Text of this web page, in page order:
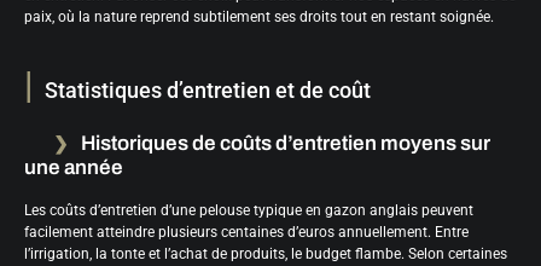
paix, où la nature reprend subtilement ses droits tout en restant soignée.
Statistiques d’entretien et de coût
Historiques de coûts d’entretien moyens sur
une année
Les coûts d’entretien d’une pelouse typique en gazon anglais peuvent
facilement atteindre plusieurs centaines d’euros annuellement. Entre
l’irrigation, la tonte et l’achat de produits, le budget flambe. Selon certaines